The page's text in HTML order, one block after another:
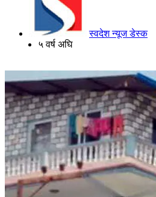
स्वदेश न्यूज डेस्क
५ वर्ष अघि